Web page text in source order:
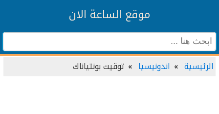
موقع الساعة الان
الرئيسية اندونيسيا توقيت بونتياناك